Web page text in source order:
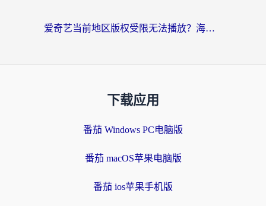
爱奇艺当前地区版权受限无法播放？海外党追剧看电影的终极解决方案来了
下载应用
番茄 Windows PC电脑版
番茄 macOS苹果电脑版
番茄 ios苹果手机版